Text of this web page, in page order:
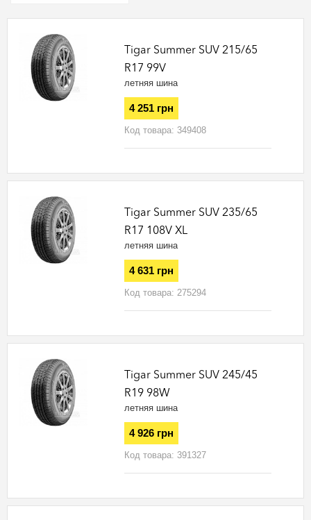
Tigar Summer SUV 215/65
R17 99V
летняя шина
4 251 грн
Код товара: 349408
Tigar Summer SUV 235/65
R17 108V XL
летняя шина
4 631 грн
Код товара: 275294
Tigar Summer SUV 245/45
R19 98W
летняя шина
4 926 грн
Код товара: 391327